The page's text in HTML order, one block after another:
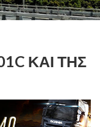
ΚΑΙ ΤΗΣ